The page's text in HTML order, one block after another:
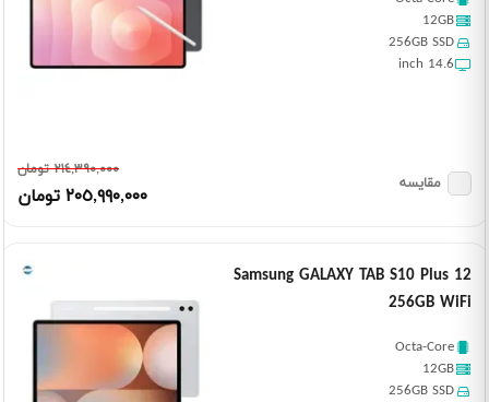
12GB
256GB SSD
14.6 inch
٢١٤,٣٩٠,٠٠٠ تومان
٢٠٥,٩٩٠,٠٠٠ تومان
مقایسه
Samsung GALAXY TAB S10 Plus 12
256GB WiFi
Octa-Core
12GB
256GB SSD